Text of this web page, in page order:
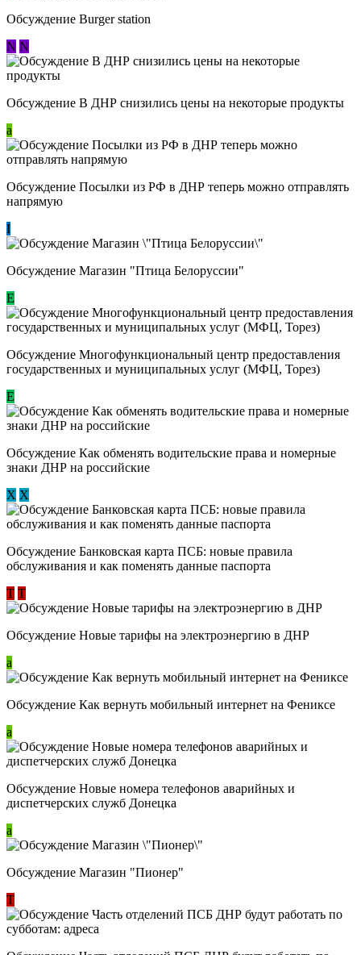
Обсуждение Burger station
N N
Обсуждение В ДНР снизились цены на некоторые продукты
a
Обсуждение Посылки из РФ в ДНР теперь можно отправлять
напрямую
I
Обсуждение Магазин "Птица Белоруссии"
Е
Обсуждение Многофункциональный центр предоставления
государственных и муниципальных услуг (МФЦ, Торез)
E
Обсуждение ​Как обменять водительские права и номерные
знаки ДНР на российские
Х Х
Обсуждение ​Банковская карта ПСБ: новые правила
обслуживания и как поменять данные паспорта
Т Т
Обсуждение Новые тарифы на электроэнергию в ДНР
a
Обсуждение Как вернуть мобильный интернет на Фениксе
a
Обсуждение Новые номера телефонов аварийных и
диспетчерских служб Донецка
a
Обсуждение Магазин "Пионер"
Т